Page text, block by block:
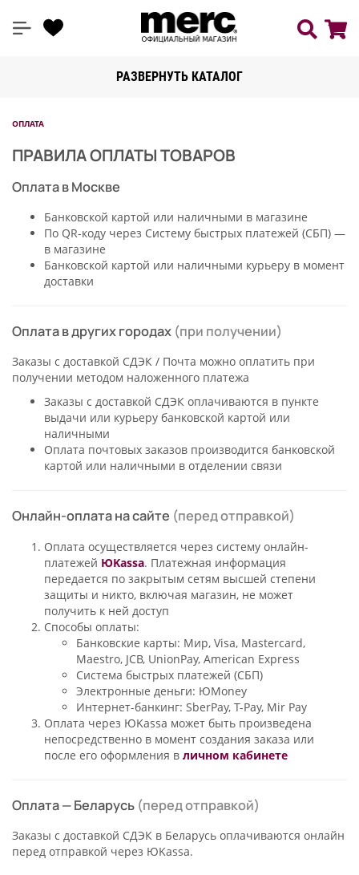
РАЗВЕРНУТЬ КАТАЛОГ
ОПЛАТА
ПРАВИЛА ОПЛАТЫ ТОВАРОВ
Оплата в Москве
Банковской картой или наличными в магазине
По QR-коду через Систему быстрых платежей (СБП) —
в магазине
Банковской картой или наличными курьеру в момент
доставки
Оплата в других городах (при получении)
Заказы с доставкой СДЭК / Почта можно оплатить при
получении методом наложенного платежа
Заказы с доставкой СДЭК оплачиваются в пункте
выдачи или курьеру банковской картой или
наличными
Оплата почтовых заказов производится банковской
картой или наличными в отделении связи
Онлайн-оплата на сайте (перед отправкой)
Оплата осуществляется через систему онлайн-
платежей ЮKassa. Платежная информация
передается по закрытым сетям высшей степени
защиты и никто, включая магазин, не может
получить к ней доступ
Способы оплаты:
Банковские карты: Мир, Visa, Mastercard,
Maestro, JCB, UnionPay, American Express
Система быстрых платежей (СБП)
Электронные деньги: ЮMoney
Интернет-банкинг: SberPay, T-Pay, Mir Pay
Оплата через ЮKassa может быть произведена
непосредственно в момент создания заказа или
после его оформления в личном кабинете
Оплата—Беларусь (перед отправкой)
Заказы с доставкой СДЭК в Беларусь оплачиваются онлайн
перед отправкой через ЮKassa.